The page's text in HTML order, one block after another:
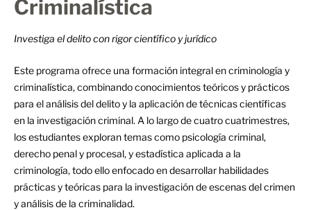
Criminalística
Investiga el delito con rigor científico y jurídico
Este programa ofrece una formación integral en criminología y
criminalística, combinando conocimientos teóricos y prácticos
para el análisis del delito y la aplicación de técnicas científicas
en la investigación criminal. A lo largo de cuatro cuatrimestres,
los estudiantes exploran temas como psicología criminal,
derecho penal y procesal, y estadística aplicada a la
criminología, todo ello enfocado en desarrollar habilidades
prácticas y teóricas para la investigación de escenas del crimen
y análisis de la criminalidad.